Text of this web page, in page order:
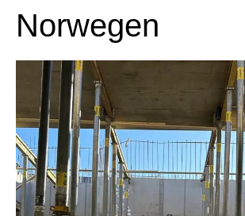
Norwegen